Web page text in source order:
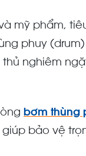
mỹ phẩm,
phuy
nghiêm
bơm thùng
bảo vệ